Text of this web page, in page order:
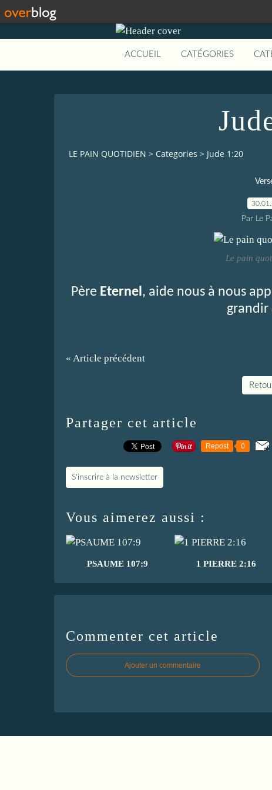
ACCUEIL CATÉGORIES
LE PAIN QUOTIDIEN > Categories > Jude 1:20
Par Le
Le pain
Père Eternel , aide nous à nous
grandir
« Article précédent
Partager cet article
Repost 0
S'inscrire à la newsletter
Vous aimerez aussi :
PSAUME 107:9 1 PIERRE 2:16
Commenter cet article
Ajouter un commentaire